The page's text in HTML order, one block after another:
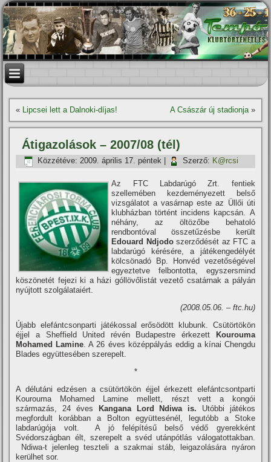
« Lipcsei lett a Dalnoki-dí­jas! A Császár új stadionja»
Átigazolások – 2007/08 (tél)
Közzétéve: 2009. április 17. péntek Szerző: K@rcsi
Az FTC Labdarúgó Zrt. fentiek
szellemében kezdeményezett belső
vizsgálatot a vasárnap este az Üllői úti
klubházban történt incidens kapcsán. A
néhány, az öltözőbe behatoló
rendbontóval összetűzésbe került
Edouard Ndjodoszerződését az FTC a
labdarúgó kérésére, a játékengedélyét
kölcsönadó Bp. Honvéd vezetőségével
egyeztetve felbontotta, egyszersmind
köszönetét fejezi ki a házi góllövőlistát vezető csatárnak a pályán
nyújtott szolgálataiért.
(2008.05.06. – ftc.hu)
Újabb elefántcsonparti játékossal erősödött klubunk. Csütörtökön
éjjel a Sheffield United révén Budapestre érkezett
Kourouma
Mohamed Lamine. A 26 éves középpályás eddig a kí­nai Chengdu
Blades együttesében szerepelt.
*
A délutáni edzésen a csütörtökön éjjel érkezett elefántcsontparti
Kourouma Mohamed Lamine mellett, részt vett a kongói
származás, 24 éves
Kangana Lord Ndiwa is. Utóbbi játékos
megfordult korábban a Bolton együttesénél, legutóbb a Stoke
labdarúgója volt. A jó felépí­tésű belső védő gyerekként
Svédországban élt, szerepelt a svéd utánpótlás válogatottakban.
Ndiwa-t jelenleg teszteli a szakmai stáb, leigazolására nyáron
kerülhet sor.